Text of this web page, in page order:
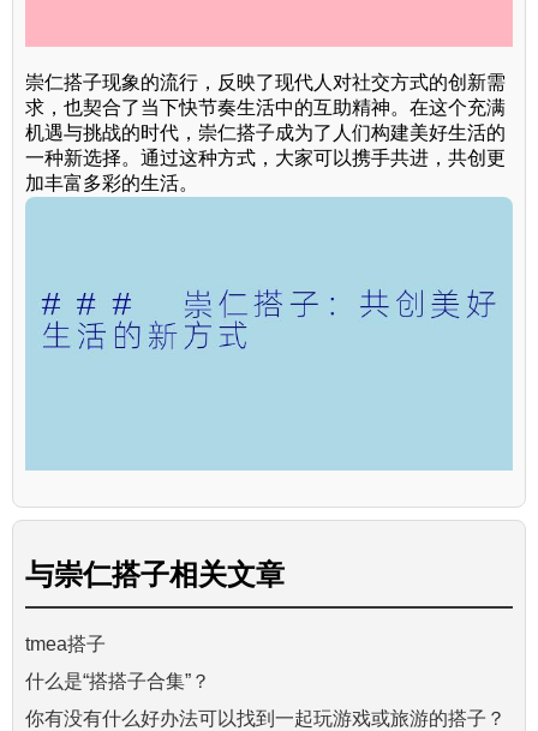
崇仁搭子现象的流行，反映了现代人对社交方式的创新需
求，也契合了当下快节奏生活中的互助精神。在这个充满
机遇与挑战的时代，崇仁搭子成为了人们构建美好生活的
一种新选择。通过这种方式，大家可以携手共进，共创更
加丰富多彩的生活。
与崇仁搭子相关文章
tmea搭子
什么是“搭搭子合集”？
你有没有什么好办法可以找到一起玩游戏或旅游的搭子？